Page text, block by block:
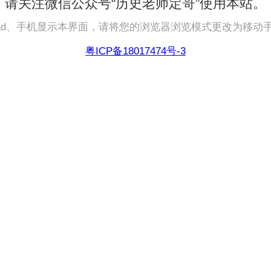
请关注微信公众号“历史老师定哥”使用本站。
、手机显示本界面，请将您的浏览器浏览模式更改为移动
粤ICP备18017474号-3